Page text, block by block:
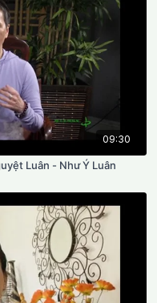
09:30
Luân - Như Ý Luân